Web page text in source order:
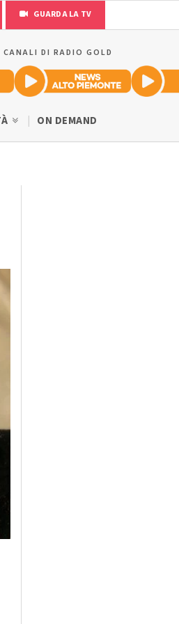
GUARDA LA TV
DI RADIO GOLD
ON DEMAND